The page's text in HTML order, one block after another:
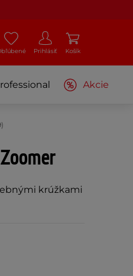
Prihlásiť Košík
Akcie
krúžkami